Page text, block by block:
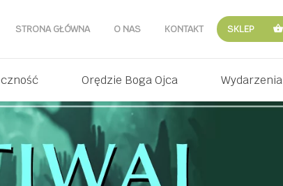
STRONA GŁÓWNA O NAS KONTAKT SKLEP
Orędzie Boga Ojca Wydarzenia